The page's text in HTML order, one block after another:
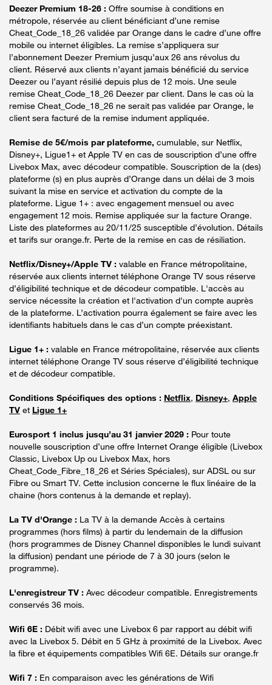
Deezer Premium 18-26 : Offre soumise à conditions en
métropole, réservée au client bénéficiant d’une remise
Cheat_Code_18_26 validée par Orange dans le cadre d’une offre
mobile ou internet éligibles. La remise s’appliquera sur
l’abonnement Deezer Premium jusqu’aux 26 ans révolus du
client. Réservé aux clients n’ayant jamais bénéficié du service
Deezer ou l’ayant résilié depuis plus de 12 mois. Une seule
remise Cheat_Code_18_26 Deezer par client. Dans le cas où la
remise Cheat_Code_18_26 ne serait pas validée par Orange, le
client sera facturé de la remise indument appliquée.
Remise de 5€/mois par plateforme, cumulable, sur Netflix,
Disney+, Ligue1+ et Apple TV en cas de souscription d’une offre
Livebox Max, avec décodeur compatible. Souscription de la (des)
plateforme (s) en plus auprès d’Orange dans un délai de 3 mois
suivant la mise en service et activation du compte de la
plateforme. Ligue 1+ : avec engagement mensuel ou avec
engagement 12 mois. Remise appliquée sur la facture Orange.
Liste des plateformes au 20/11/25 susceptible d’évolution. Détails
et tarifs sur orange.fr. Perte de la remise en cas de résiliation.
Netflix/Disney+/Apple TV : valable en France métropolitaine,
réservée aux clients internet téléphone Orange TV sous réserve
d’éligibilité technique et de décodeur compatible. L'accès au
service nécessite la création et l'activation d'un compte auprès
de la plateforme. L’activation pourra également se faire avec les
identifiants habituels dans le cas d’un compte préexistant.
Ligue 1+ : valable en France métropolitaine, réservée aux clients
internet téléphone Orange TV sous réserve d’éligibilité technique
et de décodeur compatible.
Conditions Spécifiques des options : Netflix, Disney+, Apple
TV et Ligue 1+
Eurosport 1 inclus jusqu’au 31 janvier 2029 : Pour toute
nouvelle souscription d’une offre Internet Orange éligible (Livebox
Classic, Livebox Up ou Livebox Max, hors
Cheat_Code_Fibre_18_26 et Séries Spéciales), sur ADSL ou sur
Fibre ou Smart TV. Cette inclusion concerne le flux linéaire de la
chaine (hors contenus à la demande et replay).
La TV d'Orange : La TV à la demande Accès à certains
programmes (hors films) à partir du lendemain de la diffusion
(hors programmes de Disney Channel disponibles le lundi suivant
la diffusion) pendant une période de 7 à 30 jours (selon le
programme).
L'enregistreur TV : Avec décodeur compatible. Enregistrements
conservés 36 mois.
Wifi 6E : Débit wifi avec une Livebox 6 par rapport au débit wifi
avec la Livebox 5. Débit en 5 GHz à proximité de la Livebox. Avec
la fibre et équipements compatibles Wifi 6E. Détails sur orange.fr
Wifi 7 : En comparaison avec les générations de Wifi